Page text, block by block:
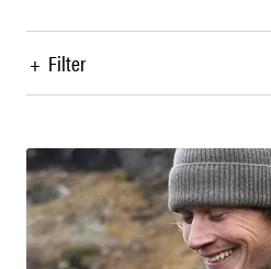
+ Filter